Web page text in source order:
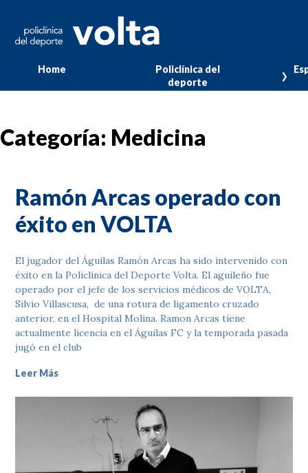
Home
Policlínica del
deporte
Categoría: Medicina
Ramón Arcas operado con
éxito en VOLTA
El jugador del Águilas Ramón Arcas ha sido intervenido con
éxito en la Policlínica del Deporte Volta. El aguileño fue
operado por el jefe de los servicios médicos de VOLTA,
Silvio Villascusa, de una rotura de ligamento cruzado
anterior, en el Hospital Molina. Ramon Arcas tiene
actualmente licencia en el Águilas FC y la temporada pasada
jugó en el club
Leer Más